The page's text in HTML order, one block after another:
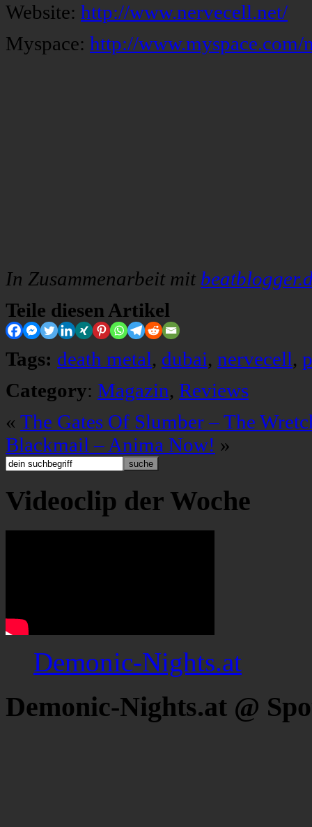
Website: http://www.nervecell.net/
Myspace: http://www.myspace.com/
In Zusammenarbeit mit
Teile diesen Artikel
Tags: death metal, dubai, nervecell,
Category: Magazin, Reviews
« The Gates Of Slumber – The
Blackmail – Anima Now! »
Videoclip der Woche
Demonic-Nights.at
Demonic-Nights.at @